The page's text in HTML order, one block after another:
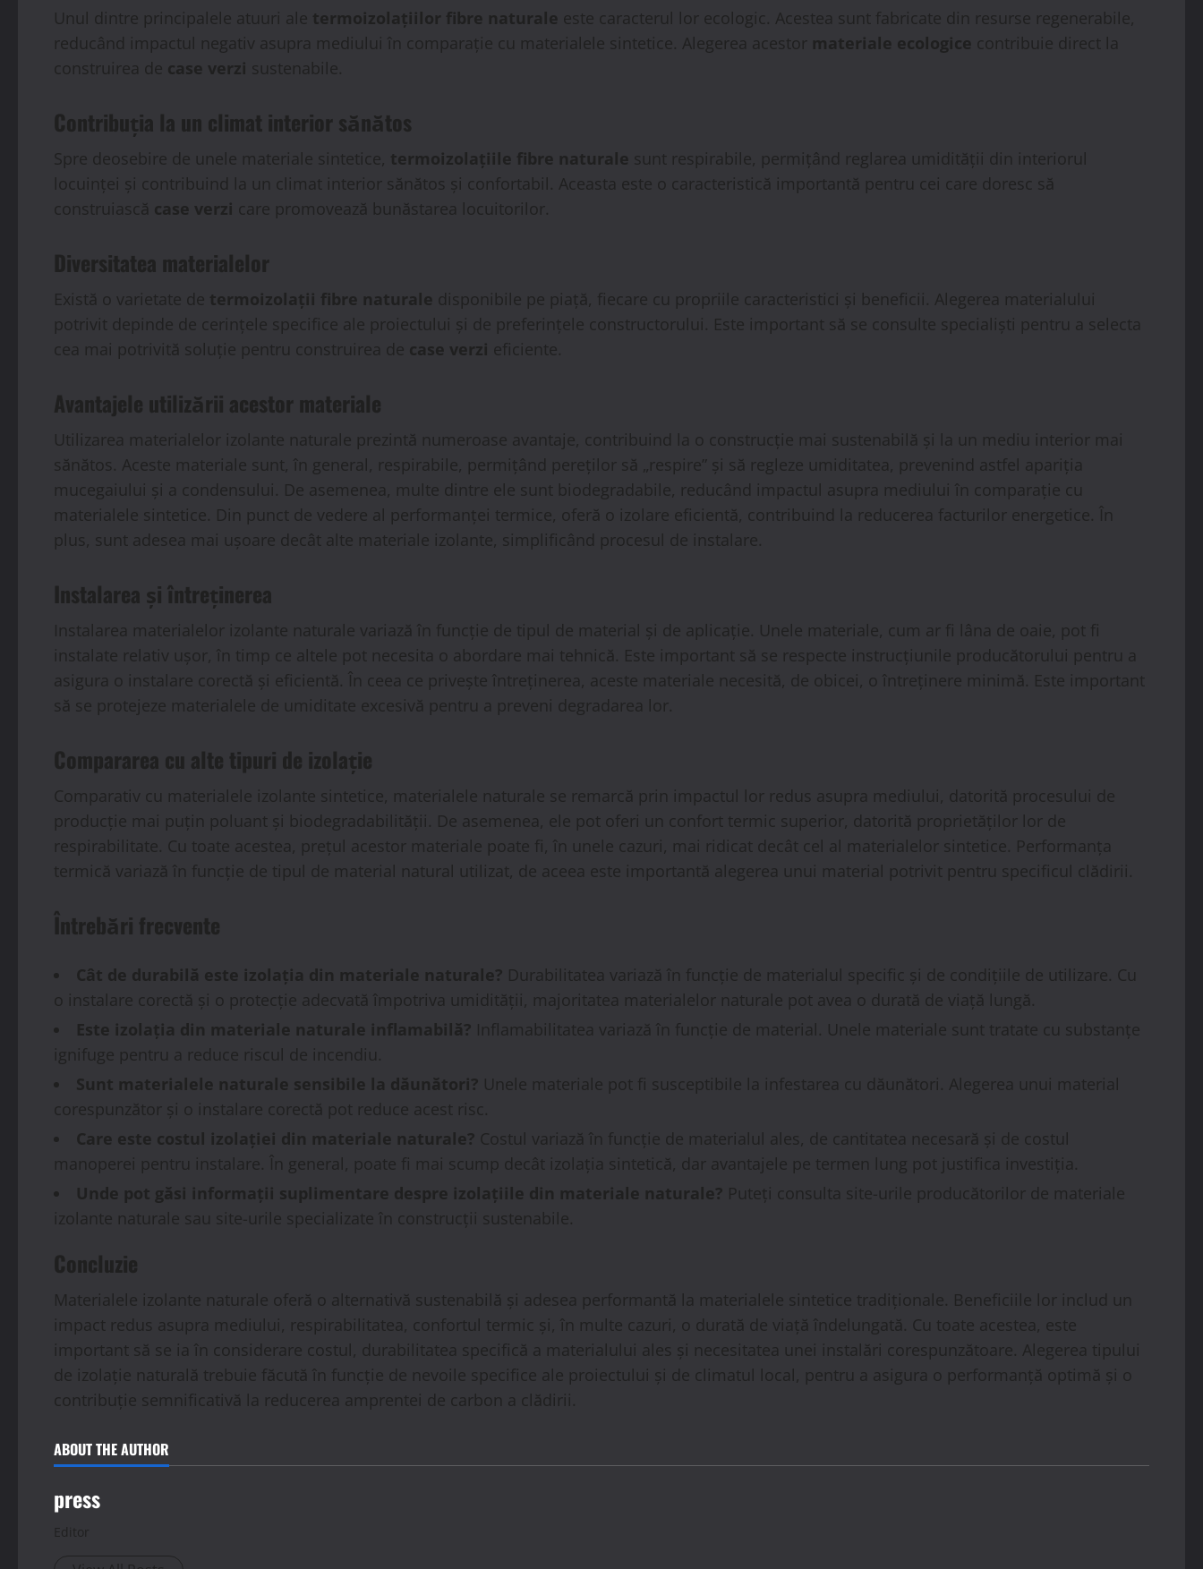
Unul dintre principalele atuuri ale termoizolațiilor fibre naturale este caracterul lor ecologic. Acestea sunt fabricate din resurse regenerabile,
reducând impactul negativ asupra mediului în comparație cu materialele sintetice. Alegerea acestor materiale ecologice contribuie direct la
construirea de case verzi sustenabile.
Contribuția la un climat interior sănătos
Spre deosebire de unele materiale sintetice, termoizolațiile fibre naturale sunt respirabile, permițând reglarea umidității din interiorul
locuinței și contribuind la un climat interior sănătos și confortabil. Aceasta este o caracteristică importantă pentru cei care doresc să
construiască case verzi care promovează bunăstarea locuitorilor.
Diversitatea materialelor
Există o varietate de termoizolații fibre naturale disponibile pe piață, fiecare cu propriile caracteristici și beneficii. Alegerea materialului
potrivit depinde de cerințele specifice ale proiectului și de preferințele constructorului. Este important să se consulte specialiști pentru a selecta
cea mai potrivită soluție pentru construirea de case verzi eficiente.
Avantajele utilizării acestor materiale
Utilizarea materialelor izolante naturale prezintă numeroase avantaje, contribuind la o construcție mai sustenabilă și la un mediu interior mai
sănătos. Aceste materiale sunt, în general, respirabile, permițând pereților să „respire” și să regleze umiditatea, prevenind astfel apariția
mucegaiului și a condensului. De asemenea, multe dintre ele sunt biodegradabile, reducând impactul asupra mediului în comparație cu
materialele sintetice. Din punct de vedere al performanței termice, oferă o izolare eficientă, contribuind la reducerea facturilor energetice. În
plus, sunt adesea mai ușoare decât alte materiale izolante, simplificând procesul de instalare.
Instalarea și întreținerea
Instalarea materialelor izolante naturale variază în funcție de tipul de material și de aplicație. Unele materiale, cum ar fi lâna de oaie, pot fi
instalate relativ ușor, în timp ce altele pot necesita o abordare mai tehnică. Este important să se respecte instrucțiunile producătorului pentru a
asigura o instalare corectă și eficientă. În ceea ce privește întreținerea, aceste materiale necesită, de obicei, o întreținere minimă. Este important
să se protejeze materialele de umiditate excesivă pentru a preveni degradarea lor.
Compararea cu alte tipuri de izolație
Comparativ cu materialele izolante sintetice, materialele naturale se remarcă prin impactul lor redus asupra mediului, datorită procesului de
producție mai puțin poluant și biodegradabilității. De asemenea, ele pot oferi un confort termic superior, datorită proprietăților lor de
respirabilitate. Cu toate acestea, prețul acestor materiale poate fi, în unele cazuri, mai ridicat decât cel al materialelor sintetice. Performanța
termică variază în funcție de tipul de material natural utilizat, de aceea este importantă alegerea unui material potrivit pentru specificul clădirii.
Întrebări frecvente
Cât de durabilă este izolația din materiale naturale? Durabilitatea variază în funcție de materialul specific și de condițiile de utilizare. Cu
o instalare corectă și o protecție adecvată împotriva umidității, majoritatea materialelor naturale pot avea o durată de viață lungă.
Este izolația din materiale naturale inflamabilă? Inflamabilitatea variază în funcție de material. Unele materiale sunt tratate cu substanțe
ignifuge pentru a reduce riscul de incendiu.
Sunt materialele naturale sensibile la dăunători? Unele materiale pot fi susceptibile la infestarea cu dăunători. Alegerea unui material
corespunzător și o instalare corectă pot reduce acest risc.
Care este costul izolației din materiale naturale? Costul variază în funcție de materialul ales, de cantitatea necesară și de costul
manoperei pentru instalare. În general, poate fi mai scump decât izolația sintetică, dar avantajele pe termen lung pot justifica investiția.
Unde pot găsi informații suplimentare despre izolațiile din materiale naturale? Puteți consulta site-urile producătorilor de materiale
izolante naturale sau site-urile specializate în construcții sustenabile.
Concluzie
Materialele izolante naturale oferă o alternativă sustenabilă și adesea performantă la materialele sintetice tradiționale. Beneficiile lor includ un
impact redus asupra mediului, respirabilitatea, confortul termic și, în multe cazuri, o durată de viață îndelungată. Cu toate acestea, este
important să se ia în considerare costul, durabilitatea specifică a materialului ales și necesitatea unei instalări corespunzătoare. Alegerea tipului
de izolație naturală trebuie făcută în funcție de nevoile specifice ale proiectului și de climatul local, pentru a asigura o performanță optimă și o
contribuție semnificativă la reducerea amprentei de carbon a clădirii.
ABOUT THE AUTHOR
press
Editor